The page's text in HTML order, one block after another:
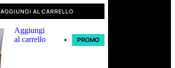
AGGIUNGI AL CARRELLO
Aggiungi
al carrello
PROMO